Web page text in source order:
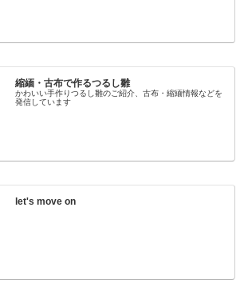
縮緬・古布で作るつるし雛
かわいい手作りつるし雛のご紹介、古布・縮緬情報などを
発信しています
let's move on